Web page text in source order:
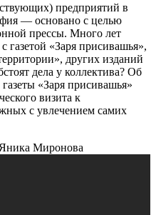
предприятий в
— основано с целью
прессы. Много лет
газетой «Заря присивашья»,
других изданий
дела у коллектива? Об
«Заря присивашья»
визита к
с увлечением самих
Миронова